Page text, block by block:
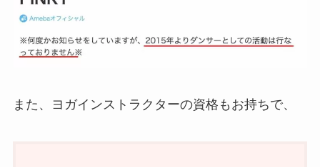
また、ヨガインストラクターの資格もお持ちで、